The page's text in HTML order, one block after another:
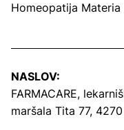
Homeopatija Materia
NASLOV:
FARMACARE,
maršala Tita 77,